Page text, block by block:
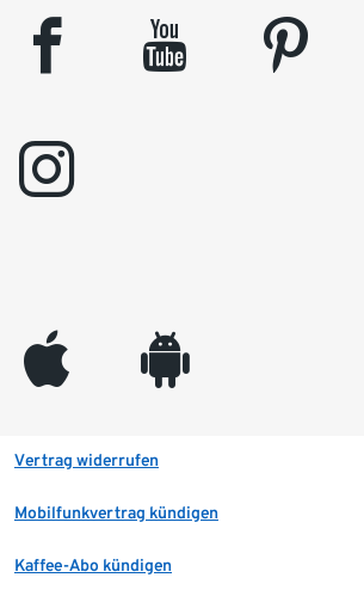
facebook youtube pinterest
instagram
appleinc android
Vertrag widerrufen
Mobilfunkvertrag kündigen
Kaffee-Abo kündigen